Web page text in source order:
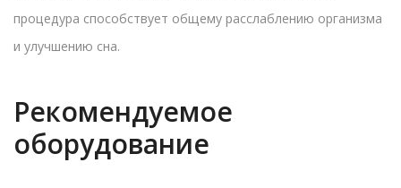
процедура способствует общему расслаблению организма
и улучшению сна.
Рекомендуемое
оборудование